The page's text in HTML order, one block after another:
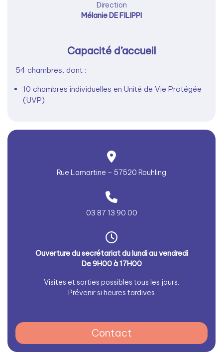
Direction
Mélanie DE FILIPPI
Capacité d’accueil
54 chambres, dont :
10 chambres individuelles en Unité de Vie Protégée
(UVP)
Rue Lamartine – 57520 Rouhling
03 87 13 90 00
Ouverture du secrétariat du lundi au vendredi
De 9H00 à 17H00
Visites et sorties possibles tous les jours.
Prévenir si heures tardives
Contact